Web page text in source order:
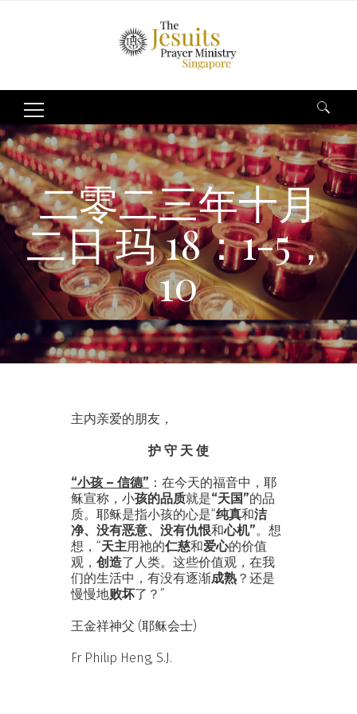
Search
for:
二零二三年十月
二日 玛 18：1-5，
10
主内亲爱的朋友，
护 守 天 使
“小孩 – 信德” ：在今天的福音中，耶
稣宣称，小孩的品质就是“天国”的品
质。耶稣是指小孩的心是“纯真和洁
净、没有恶意、没有仇恨和心机”。想
想，“天主用祂的仁慈和爱心的价值
观， 创造了人类。这些价值观，在我
们的生活中，有没有逐渐成熟 ？还是
慢慢地败坏了？”
王金祥神父 (耶稣会士)
Fr Philip Heng, S.J.